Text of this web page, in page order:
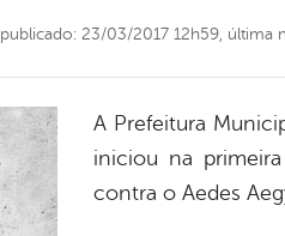
publicado: 23/03/2017 12h59, última
A Prefeitura
iniciou na
contra o Aedes